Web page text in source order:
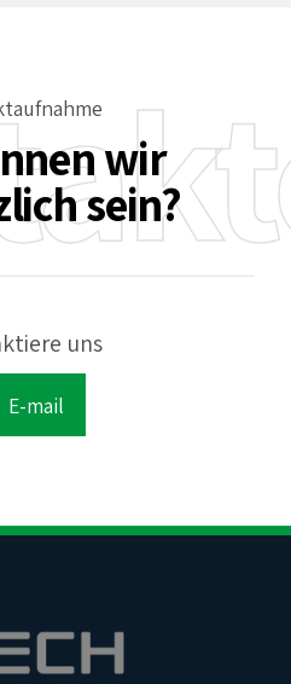
wir
sein?
uns
E-mail